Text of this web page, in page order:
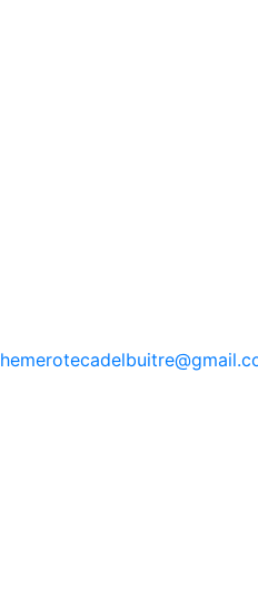
hemerotecadelbuitre